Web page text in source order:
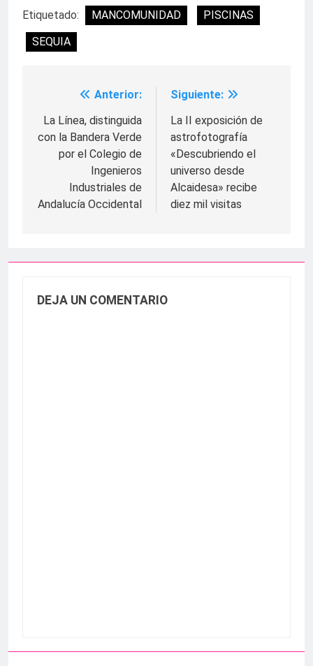
Etiquetado: MANCOMUNIDAD
PISCINAS
SEQUIA
Navegación
de
entradas
Anterior:
La Línea, distinguida
con la Bandera Verde
por el Colegio de
Ingenieros
Industriales de
Andalucía Occidental
Siguiente:
La II exposición de
astrofotografía
«Descubriendo el
universo desde
Alcaidesa» recibe
diez mil visitas
DEJA UN COMENTARIO